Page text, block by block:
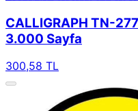
CALLIGRAPH TN-
3.000 Sayfa
300,58 TL